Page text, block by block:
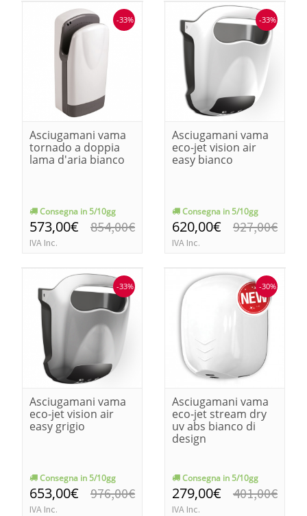
-33%
Asciugamani vama
tornado a doppia
lama d'aria bianco
Consegna in 5/10gg
573,00€
IVA Inc.
854,00€
-33%
Asciugamani vama
eco-jet vision air
easy bianco
Consegna in 5/10gg
620,00€
IVA Inc.
927,00€
-33%
Asciugamani vama
eco-jet vision air
easy grigio
Consegna in 5/10gg
653,00€
IVA Inc.
976,00€
-30%
Asciugamani vama
eco-jet stream dry
uv abs bianco di
design
Consegna in 5/10gg
279,00€
IVA Inc.
401,00€